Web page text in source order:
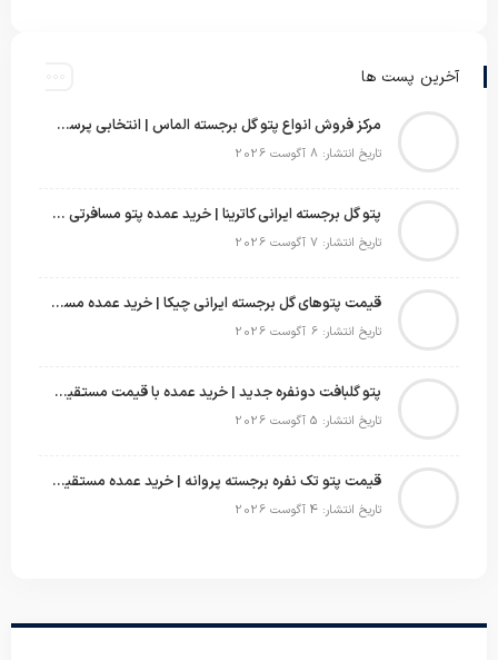
آخرین پست ها
مرکز فروش انواع پتو گل برجسته الماس | انتخابی پرسود برای عمده‌فروشان
تاریخ انتشار: 8 آگوست 2026
پتو گل برجسته ایرانی کاترینا | خرید عمده پتو مسافرتی با قیمت تولیدی
تاریخ انتشار: 7 آگوست 2026
قیمت پتوهای گل برجسته ایرانی چیکا | خرید عمده مستقیم با سود بالا
تاریخ انتشار: 6 آگوست 2026
پتو گلبافت دونفره جدید | خرید عمده با قیمت مستقیم و طرح‌های پرفروش بازار
تاریخ انتشار: 5 آگوست 2026
قیمت پتو تک نفره برجسته پروانه | خرید عمده مستقیم با بهترین قیمت بازار
تاریخ انتشار: 4 آگوست 2026